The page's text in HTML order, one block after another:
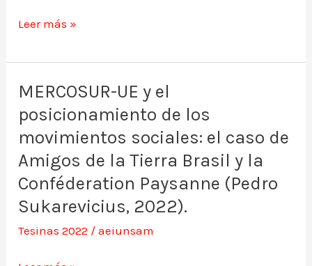
(Lautaro
2022).
animalistas
el
caso
de
(Wanda
Gómez,
Leer más »
MERCOSUR-UE y el
posicionamiento de los
movimientos sociales: el caso de
Amigos de la Tierra Brasil y la
Conféderation Paysanne (Pedro
Sukarevicius, 2022).
Tesinas 2022 /aeiunsam
MERCOSUR-
UE
y
el
posicionamiento
de
sociales: